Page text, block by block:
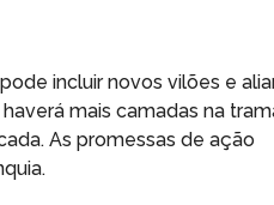
incluir novos vilões e
mais camadas na
As promessas de ação